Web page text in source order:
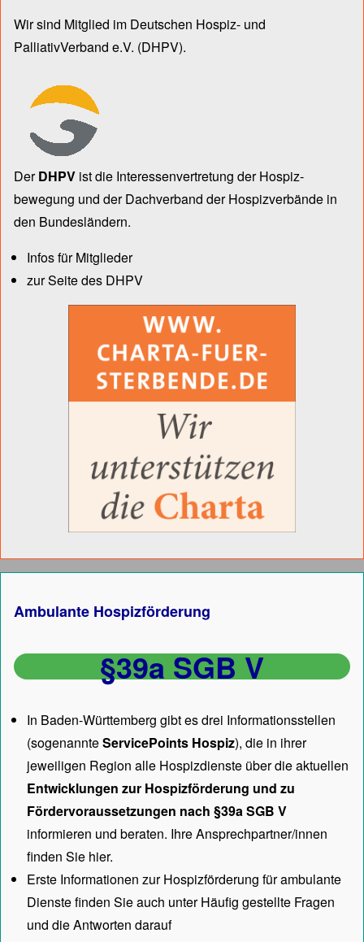
Wir sind Mitglied im Deutschen Hospiz- und
PalliativVerband e.V. (DHPV).
DerDHPV ist die Inter­essen­ver­tre­tung der Hospiz­
bewegung und der Dach­verband der Hospiz­verbände in
den Bun­des­län­dern.
Infos für Mitglieder
zur Seite des DHPV
Ambulante Hospizförderung
§39a SGB V
In Baden-Württemberg gibt es drei Informationsstellen
(sogenannteServicePoints Hospiz), die in ihrer
jeweiligen Region alle Hospizdienste über die aktuellen
Entwicklungen zur Hospizförderung und zu
Fördervoraussetzungen nach §39a SGB V
informieren und beraten. Ihre Ansprechpartner/innen
finden Sie hier.
Erste Informationen zur Hospizförderung für ambulante
Dienste finden Sie auch unterHäufig gestellte Fragen
und die Antworten darauf